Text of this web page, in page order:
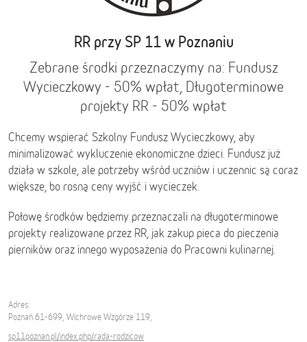
RR przy SP 11 w Poznaniu
Zebrane środki przeznaczymy na: Fundusz
Wycieczkowy - 50% wpłat, Długoterminowe
projekty RR - 50% wpłat
Chcemy wspierać Szkolny Fundusz Wycieczkowy, aby
minimalizować wykluczenie ekonomiczne dzieci. Fundusz już
działa w szkole, ale potrzeby wśród uczniów i uczennic są coraz
większe, bo rosną ceny wyjść i wycieczek.
Połowę środków będziemy przeznaczali na długoterminowe
projekty realizowane przez RR, jak zakup pieca do pieczenia
pierników oraz innego wyposażenia do Pracowni kulinarnej.
Adres:
Poznań 61-699, Wichrowe Wzgórze 119,
sp11poznan.pl/index.php/rada-rodzicow